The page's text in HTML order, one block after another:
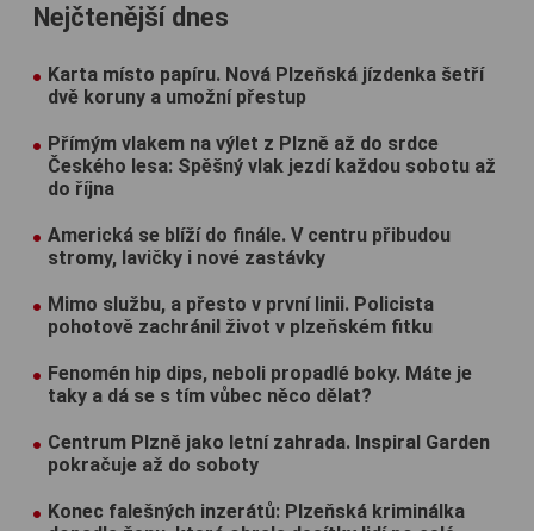
Nejčtenější dnes
Karta místo papíru. Nová Plzeňská jízdenka šetří
dvě koruny a umožní přestup
Přímým vlakem na výlet z Plzně až do srdce
Českého lesa: Spěšný vlak jezdí každou sobotu až
do října
Americká se blíží do finále. V centru přibudou
stromy, lavičky i nové zastávky
Mimo službu, a přesto v první linii. Policista
pohotově zachránil život v plzeňském fitku
Fenomén hip dips, neboli propadlé boky. Máte je
taky a dá se s tím vůbec něco dělat?
Centrum Plzně jako letní zahrada. Inspiral Garden
pokračuje až do soboty
Konec falešných inzerátů: Plzeňská kriminálka